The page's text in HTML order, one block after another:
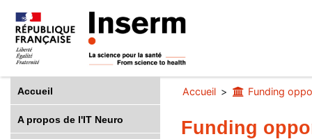
Accueil
A propos de l'IT Neuro
Accueil Funding
Funding